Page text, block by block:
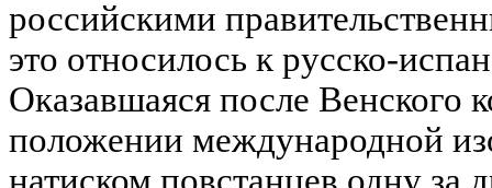
российскими
это относилось к русско-
Оказавшаяся после Венского
положении международной